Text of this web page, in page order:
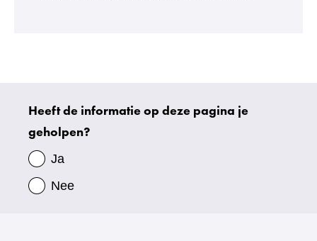
Uw
gegevens
Heeft de informatie op deze pagina je
geholpen?
Ja
Nee